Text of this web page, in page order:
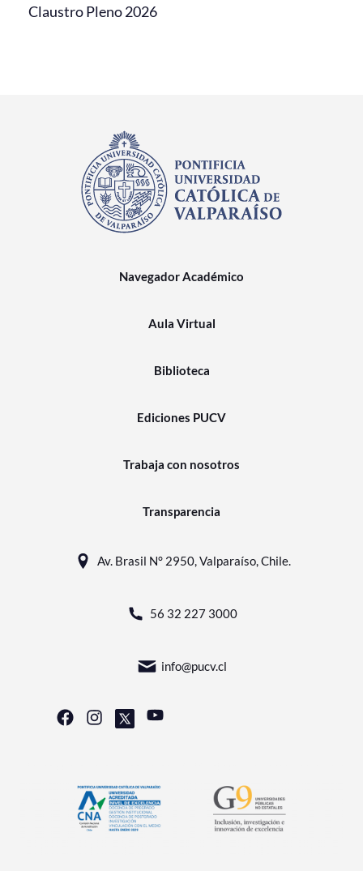
Claustro Pleno 2026
Navegador Académico
Aula Virtual
Biblioteca
Ediciones PUCV
Trabaja con nosotros
Transparencia
Av. Brasil N° 2950, Valparaíso, Chile.
56 32 227 3000
info@pucv.cl